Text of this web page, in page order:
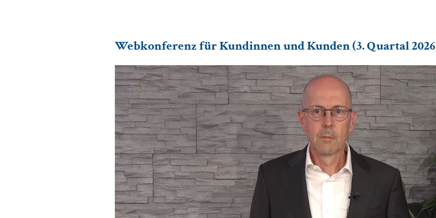
Webkonferenz für Kundinnen und Kunden (3. Quartal